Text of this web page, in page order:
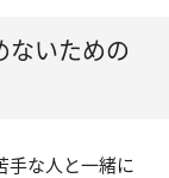
ないための
手な人と一緒に